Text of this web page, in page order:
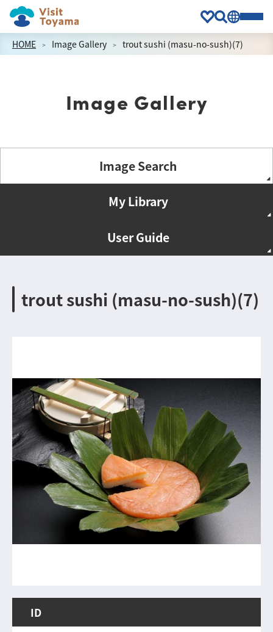
HOME Image Gallery trout sushi (masu-no-sush)(7)
Image Gallery
Image Search
My Library
User Guide
trout sushi (masu-no-sush)(7)
ID